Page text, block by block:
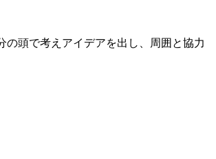
頭で考えアイデアを出し、周囲と協力